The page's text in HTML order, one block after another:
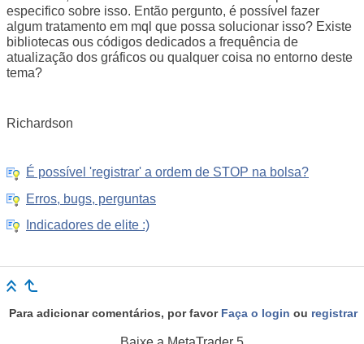
especifico sobre isso. Então pergunto, é possível fazer
algum tratamento em mql que possa solucionar isso? Existe
bibliotecas ous códigos dedicados a frequência de
atualização dos gráficos ou qualquer coisa no entorno deste
tema?
Richardson
É possível 'registrar' a ordem de STOP na bolsa?
Erros, bugs, perguntas
Indicadores de elite :)
Para adicionar comentários, por favor Faça o login ou registrar